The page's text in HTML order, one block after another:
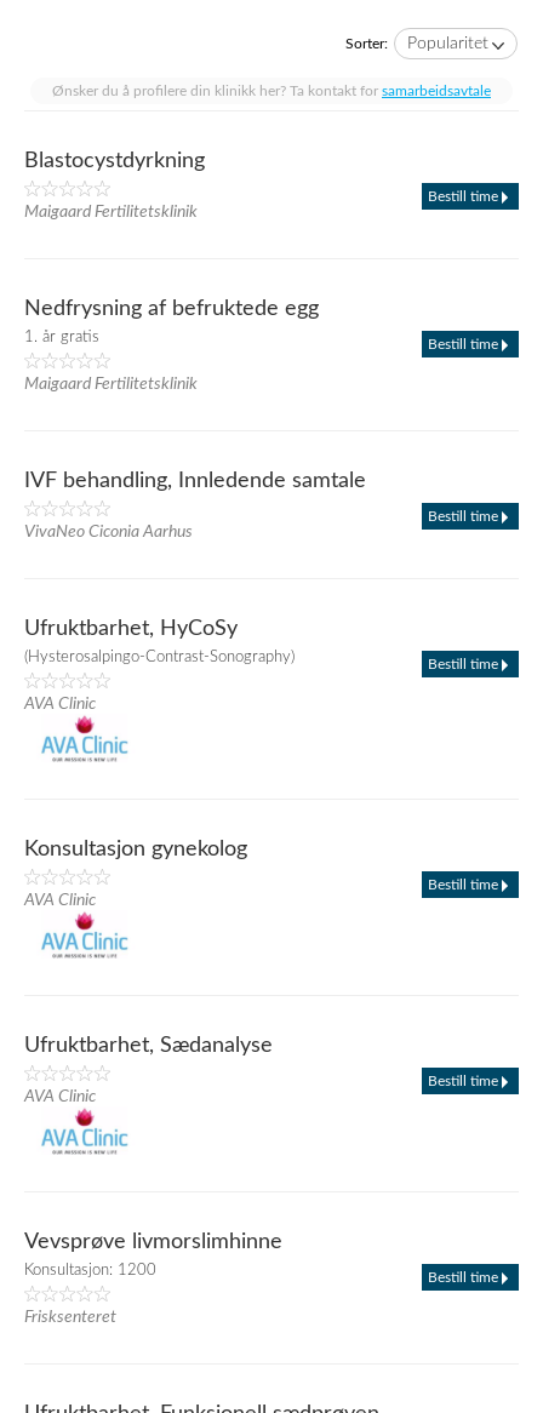
Sorter: Popularitet
Ønsker du å profilere din klinikk her? Ta kontakt for samarbeidsavtale
Blastocystdyrkning
Maigaard Fertilitetsklinik
Bestill time
Nedfrysning af befruktede egg
1. år gratis
Maigaard Fertilitetsklinik
Bestill time
IVF behandling, Innledende samtale
VivaNeo Ciconia Aarhus
Bestill time
Ufruktbarhet, HyCoSy
(Hysterosalpingo-Contrast-Sonography)
AVA Clinic
Bestill time
Konsultasjon gynekolog
AVA Clinic
Bestill time
Ufruktbarhet, Sædanalyse
AVA Clinic
Bestill time
Vevsprøve livmorslimhinne
Konsultasjon: 1200
Frisksenteret
Bestill time